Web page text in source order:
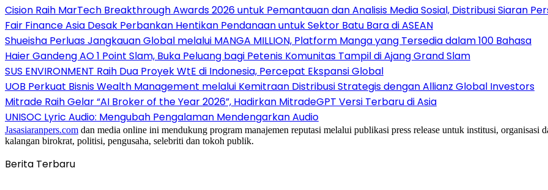
Cision Raih MarTech Breakthrough Awards 2026 untuk Pemantauan dan Analisis Media Sosial, Distribusi Siaran
Fair Finance Asia Desak Perbankan Hentikan Pendanaan untuk Sektor Batu Bara di ASEAN
Shueisha Perluas Jangkauan Global melalui MANGA MILLION, Platform Manga yang Tersedia dalam 100 Bahasa
Haier Gandeng AO 1 Point Slam, Buka Peluang bagi Petenis Komunitas Tampil di Ajang Grand Slam
SUS ENVIRONMENT Raih Dua Proyek WtE di Indonesia, Percepat Ekspansi Global
UOB Perkuat Bisnis Wealth Management melalui Kemitraan Distribusi Strategis dengan Allianz Global Investors
Mitrade Raih Gelar “AI Broker of the Year 2026”, Hadirkan MitradeGPT Versi Terbaru di Asia
UNISOC Lyric Audio: Mengubah Pengalaman Mendengarkan Audio
Jasasiaranpers.com dan media online ini mendukung program manajemen reputasi melalui publikasi press release untuk institusi, organisasi
kalangan birokrat, politisi, pengusaha, selebriti dan tokoh publik.
Berita Terbaru